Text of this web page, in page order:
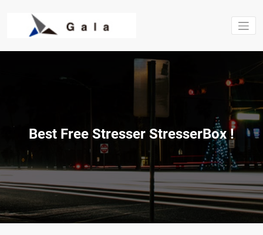
Gala S.L.
Best Free Stresser StresserBox !